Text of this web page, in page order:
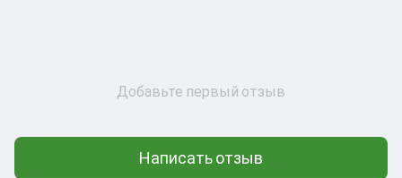
Добавьте первый отзыв
Написать отзыв